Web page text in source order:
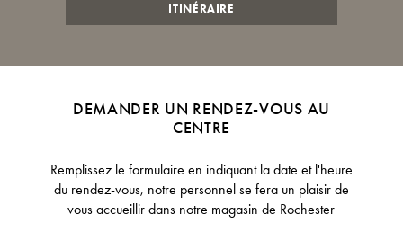
ITINÉRAIRE
DEMANDER UN RENDEZ-VOUS AU
CENTRE
Remplissez le formulaire en indiquant la date et l'heure
du rendez-vous, notre personnel se fera un plaisir de
vous accueillir dans notre magasin de Rochester